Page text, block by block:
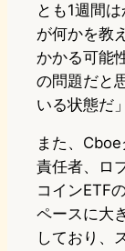
とも1週間
が何かを教
かかる可能
の問題だと
いる状態だ
また、
責任者、ロ
コインETF
ペースに大
しており、